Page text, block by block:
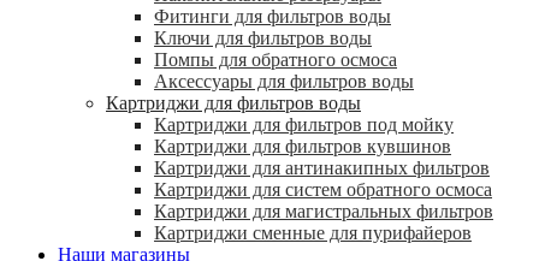
Фитинги для фильтров воды
Ключи для фильтров воды
Помпы для обратного осмоса
Аксессуары для фильтров воды
Картриджи для фильтров воды
Картриджи для фильтров под мойку
Картриджи для фильтров кувшинов
Картриджи для антинакипных фильтров
Картриджи для систем обратного осмоса
Картриджи для магистральных фильтров
Картриджи сменные для пурифайеров
Наши магазины